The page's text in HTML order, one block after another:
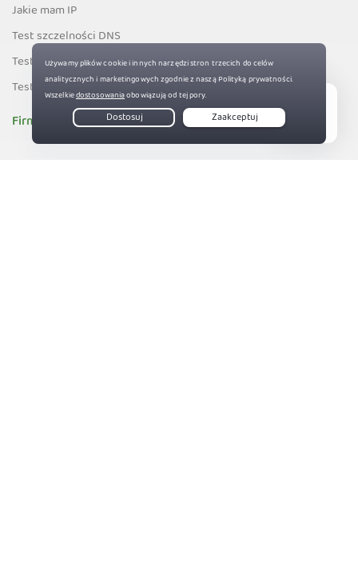
Jakie mam IP
Test szczelności DNS
Test szczelności email
Test szczelności IPv6
Firma